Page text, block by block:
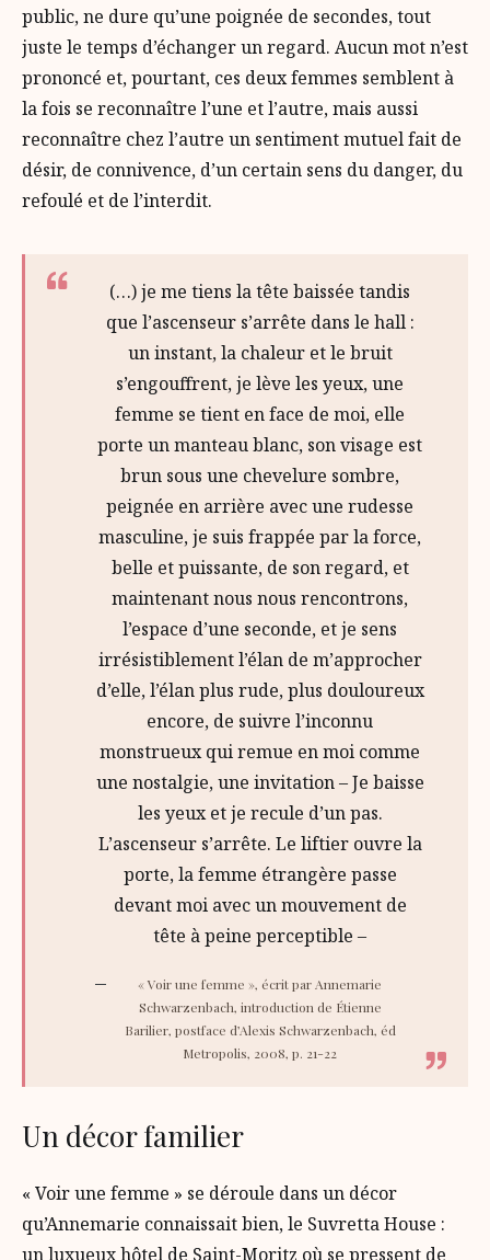
public, ne dure qu’une poignée de secondes, tout
juste le temps d’échanger un regard. Aucun mot n’est
prononcé et, pourtant, ces deux femmes semblent à
la fois se reconnaître l’une et l’autre, mais aussi
reconnaître chez l’autre un sentiment mutuel fait de
désir, de connivence, d’un certain sens du danger, du
refoulé et de l’interdit.
(…) je me tiens la tête baissée tandis
que l’ascenseur s’arrête dans le hall :
un instant, la chaleur et le bruit
s’engouffrent, je lève les yeux, une
femme se tient en face de moi, elle
porte un manteau blanc, son visage est
brun sous une chevelure sombre,
peignée en arrière avec une rudesse
masculine, je suis frappée par la force,
belle et puissante, de son regard, et
maintenant nous nous rencontrons,
l’espace d’une seconde, et je sens
irrésistiblement l’élan de m’approcher
d’elle, l’élan plus rude, plus douloureux
encore, de suivre l’inconnu
monstrueux qui remue en moi comme
une nostalgie, une invitation – Je baisse
les yeux et je recule d’un pas.
L’ascenseur s’arrête. Le liftier ouvre la
porte, la femme étrangère passe
devant moi avec un mouvement de
tête à peine perceptible –
« Voir une femme », écrit par Annemarie
Schwarzenbach, introduction de Étienne
Barilier, postface d’Alexis Schwarzenbach, éd
Metropolis, 2008, p. 21-22
Un décor familier
« Voir une femme » se déroule dans un décor
qu’Annemarie connaissait bien, le Suvretta House :
un luxueux hôtel de Saint-Moritz où se pressent de